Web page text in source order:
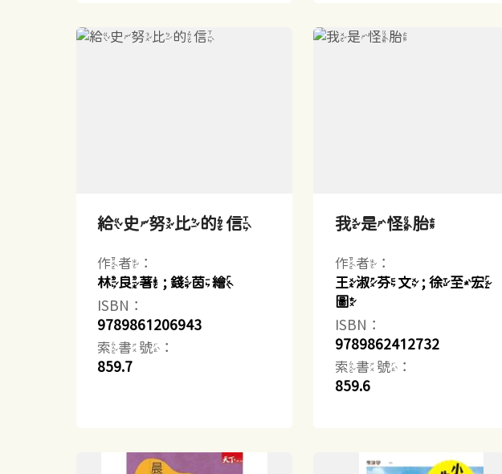
給史努比的信
作者：
林良著 ; 錢茵繪
ISBN：
9789861206943
索書號：
859.7
我是怪胎
作者：
王淑芬文 ; 徐至宏
圖
ISBN：
9789862412732
索書號：
859.6